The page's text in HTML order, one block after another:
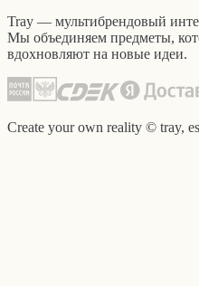
Tray — мультибрендовый
Мы объединяем предметы,
вдохновляют на новые идеи.
Create your own reality © tray,